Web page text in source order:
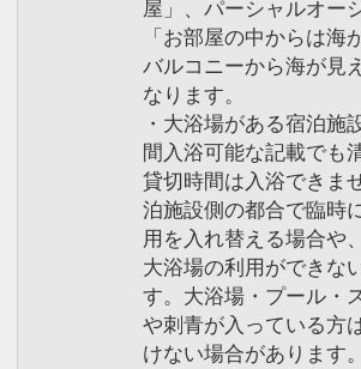
屋」、パーシャルオー
「お部屋の中からは海
バルコニーから海が見
なります。
・大浴場がある宿泊施
間入浴可能な記載でも
貸切時間は入浴できま
泊施設側の都合で臨時
用を入れ替える場合や
大浴場の利用ができな
す。大浴場・プール・
や刺青が入っている方
けない場合があります